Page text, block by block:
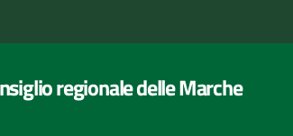
regionale delle Marche